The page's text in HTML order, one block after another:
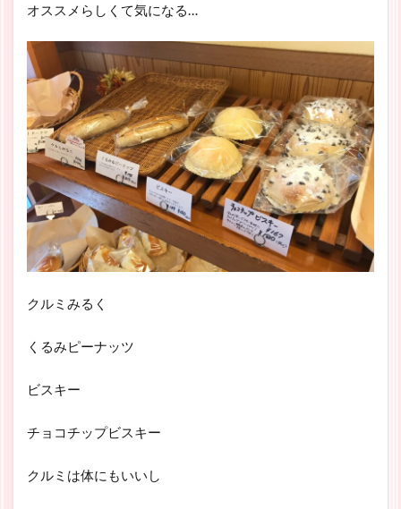
オススメらしくて気になる…
クルミみるく
くるみピーナッツ
ビスキー
チョコチップビスキー
クルミは体にもいいし